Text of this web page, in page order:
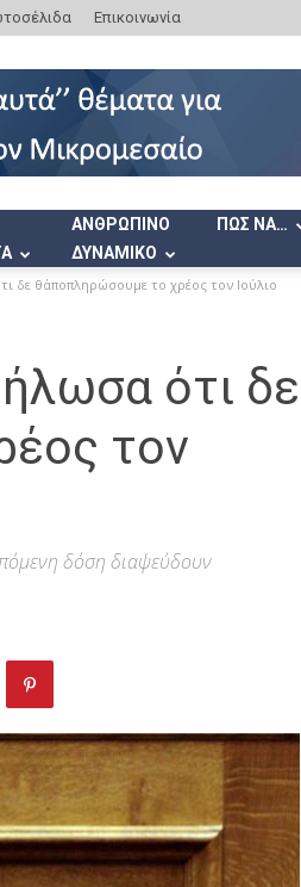
Επικοινωνία
ΑΝΘΡΩΠΙΝΟ
ΔΥΝΑΜΙΚΟ
ΠΩΣ ΝΑ…
δε θ΄αποπληρώσουμε το χρέος τον Ιούλιο
ότι δε
τον
δόση διαψεύδουν